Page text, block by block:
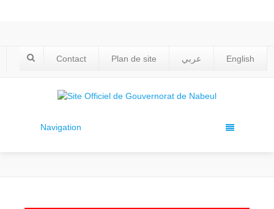
Contact Plan de site عربي English
Navigation